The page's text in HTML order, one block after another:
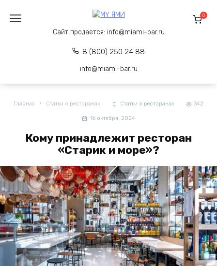
содержанию
Сайт продается: info@miami-bar.ru
8 (800) 250 24 88
info@miami-bar.ru
0
Главная Статьи о ресторанах Статьи о ресторанах 342
16 октября, 2024
Кому принадлежит ресторан
«Старик и море»?